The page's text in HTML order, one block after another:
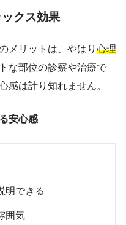
クス効果
メリットは、やはり 心理
な部位の診察や治療で
感は計り知れません。
安心感
明できる
囲気